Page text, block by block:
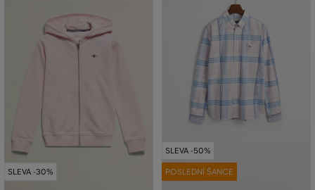
SLEVA -30%
SLEVA -50%
POSLEDNÍ ŠANCE